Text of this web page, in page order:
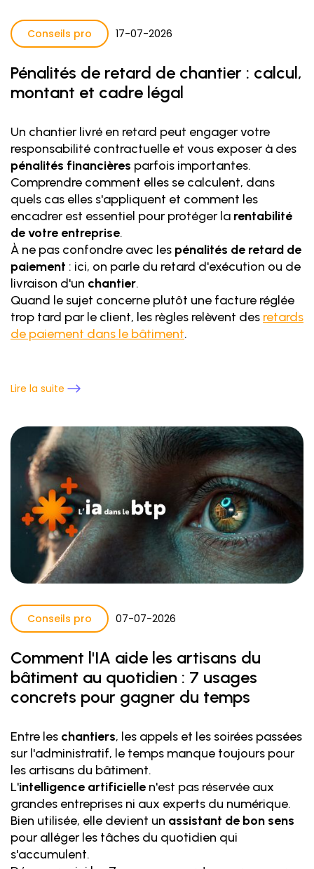
Conseils pro 17-07-2026
Pénalités de retard de chantier : calcul,
montant et cadre légal
Un chantier livré en retard peut engager votre
responsabilité contractuelle et vous exposer à des
pénalités financières parfois importantes.
Comprendre comment elles se calculent, dans
quels cas elles s'appliquent et comment les
encadrer est essentiel pour protéger la rentabilité
de votre entreprise.
À ne pas confondre avec les pénalités de retard de
paiement : ici, on parle du retard d'exécution ou de
livraison d'un chantier.
Quand le sujet concerne plutôt une facture réglée
trop tard par le client, les règles relèvent des retards
de paiement dans le bâtiment.
Lire la suite
Conseils pro 07-07-2026
Comment l'IA aide les artisans du
bâtiment au quotidien : 7 usages
concrets pour gagner du temps
Entre les chantiers, les appels et les soirées passées
sur l'administratif, le temps manque toujours pour
les artisans du bâtiment.
L'intelligence artificielle n'est pas réservée aux
grandes entreprises ni aux experts du numérique.
Bien utilisée, elle devient un assistant de bon sens
pour alléger les tâches du quotidien qui
s'accumulent.